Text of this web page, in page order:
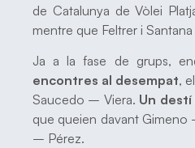
de Catalunya de Vòlei
mentre que Feltrer i
Ja a la fase de grups,
encontres al desempat,
Saucedo – Viera. Un
que queien davant Gimeno
– Pérez.